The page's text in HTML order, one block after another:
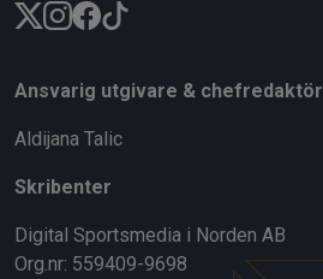
Ansvarig utgivare & chefredaktör
Aldijana Talic
Skribenter
Digital Sportsmedia i Norden AB
Org.nr: 559409-9698